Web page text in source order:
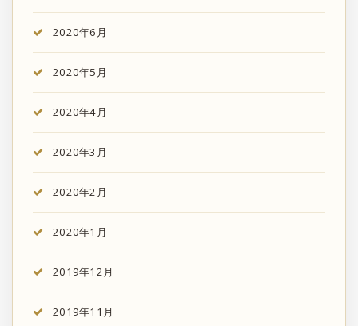
2020年6月
2020年5月
2020年4月
2020年3月
2020年2月
2020年1月
2019年12月
2019年11月